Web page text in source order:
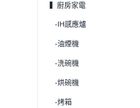
▍廚房家電
-IH感應爐
-油煙機
-洗碗機
-烘碗機
-烤箱